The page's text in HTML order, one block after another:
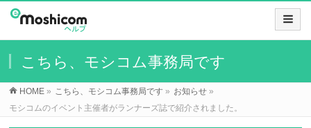
こちら、モシコム事務局です
HOME » こちら、モシコム事務局です » お知らせ »
モシコムのイベント主催者がランナーズ誌で紹介されました。